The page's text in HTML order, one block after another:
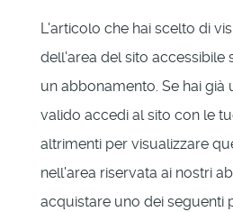
L'articolo che hai scelto di
dell'area del sito accessibile
un abbonamento. Se hai già
valido accedi al sito con le
altrimenti per visualizzare
nell'area riservata ai nostri
acquistare uno dei seguenti